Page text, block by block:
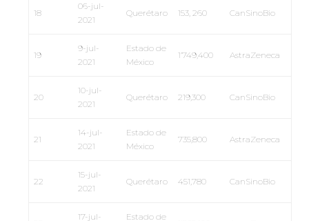
18
06-jul-
2021
Querétaro 153, 260 CanSinoBio
19
9-jul-
2021
Estado de
México
1’749,400 AstraZeneca
20
10-jul-
2021
Querétaro 219,300 CanSinoBio
21
14-jul-
2021
Estado de
México
735,800 AstraZeneca
22
15-jul-
2021
Querétaro 451,780 CanSinoBio
17-jul-
Estado de